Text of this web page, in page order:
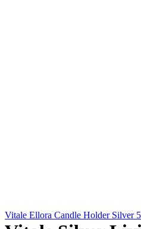
Vitale Ellora Candle Holder Silver